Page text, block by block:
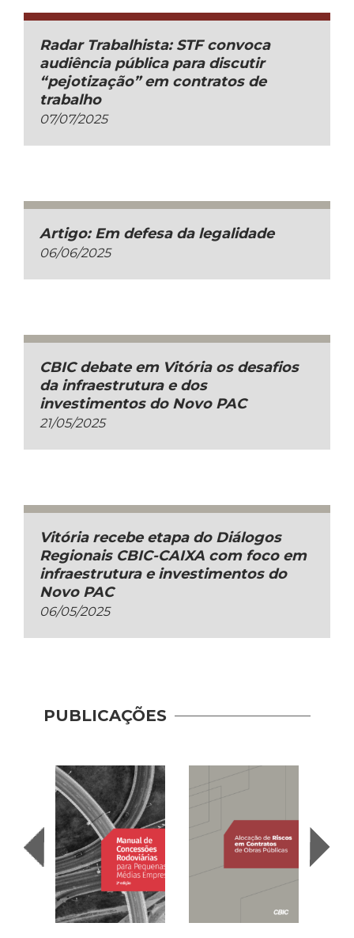
Radar Trabalhista: STF convoca
audiência pública para discutir
“pejotização” em contratos de
trabalho
07/07/2025
Artigo: Em defesa da legalidade
06/06/2025
CBIC debate em Vitória os desafios
da infraestrutura e dos
investimentos do Novo PAC
21/05/2025
Vitória recebe etapa do Diálogos
Regionais CBIC-CAIXA com foco em
infraestrutura e investimentos do
Novo PAC
06/05/2025
PUBLICAÇÕES